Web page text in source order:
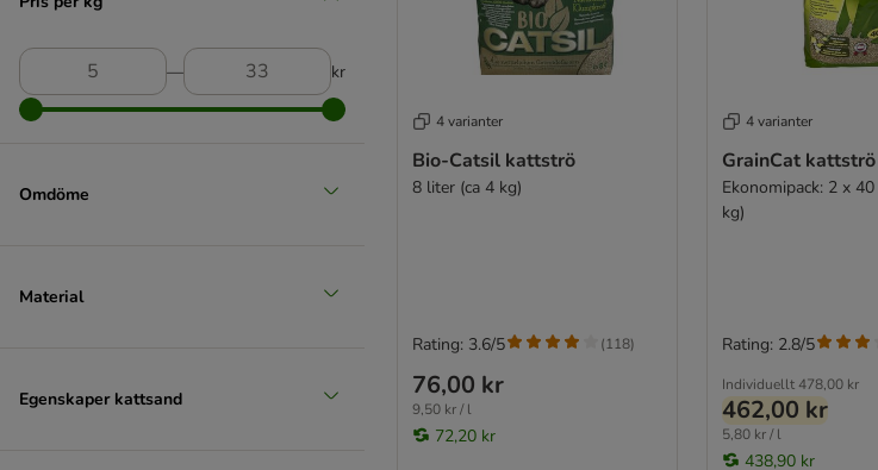
Sanicat
Sepicat
SoftCat
― kr
Omdöme
Material
Egenskaper kattsand
4 varianter
Bio-Catsil kattströ
8 liter (ca 4 kg)
76,00 kr
9,50 kr / l
72,20 kr
Rating: 3.6/5 (118)
4 varianter
GrainCat kattströ
Ekonomipack: 2 x
kg)
Individuellt 478,00 kr
462,00 kr
5,80 kr / l
438,90 kr
Rating: 2.8/5